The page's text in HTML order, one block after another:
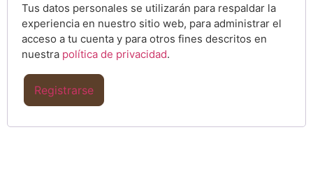
Tus datos personales se utilizarán para respaldar la
experiencia en nuestro sitio web, para administrar el
acceso a tu cuenta y para otros fines descritos en
nuestra política de privacidad.
Registrarse